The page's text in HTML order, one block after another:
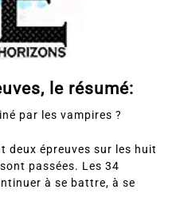
le résumé:
par les vampires ?
deux épreuves sur les huit
passées. Les 34
à se battre, à se